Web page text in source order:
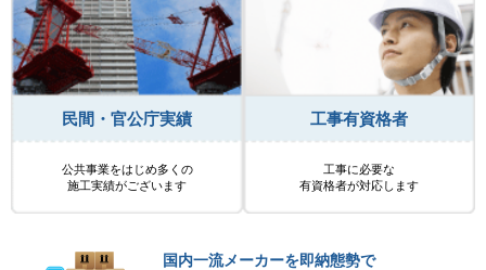
民間・官公庁実績
公共事業をはじめ多くの
施工実績がございます
工事有資格者
工事に必要な
有資格者が対応します
国内一流メーカーを即納態勢で